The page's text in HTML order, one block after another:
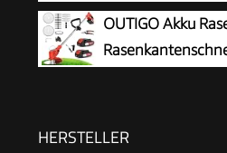
Motorkopf
20 Kunststoffmesser, inkl.
Ladegerät)
OUTIGO Akku
Führungsholm
HERSTELLER